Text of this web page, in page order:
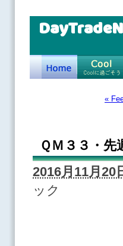
«
ＱＭ３３・
2016月11月20
ック